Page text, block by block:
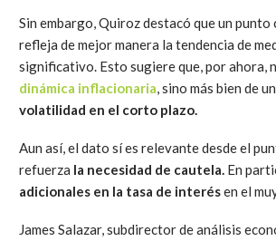
Sin embargo, Quiroz destacó que un punto
refleja de mejor manera la tendencia de
significativo. Esto sugiere que, por ahora,
dinámica inflacionaria, sino más bien de
volatilidad en el corto plazo.
Aun así, el dato sí es relevante desde el
refuerza la necesidad de cautela. En
adicionales en la tasa de interésen el
James Salazar, subdirector de análisis